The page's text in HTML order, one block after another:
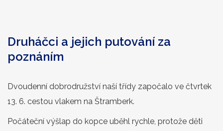
Druháčci a jejich putování za
poznáním
Dvoudenní dobrodružství naší třídy započalo ve čtvrtek
13. 6. cestou vlakem na Štramberk.
Počáteční výšlap do kopce uběhl rychle, protože děti